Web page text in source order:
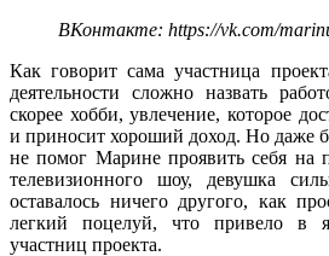
ВКонтакте: https://vk.com/
Как говорит сама участница
деятельности сложно назвать
скорее хобби, увлечение, которое
и приносит хороший доход. Но даже
не помог Марине проявить себя на
телевизионного шоу, девушка
оставалось ничего другого, как
легкий поцелуй, что привело в
участниц проекта.